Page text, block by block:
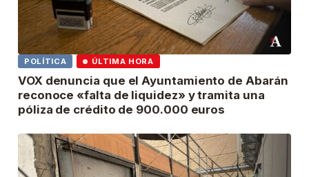
POLÍTICA ÚLTIMA HORA
VOX denuncia que el Ayuntamiento de Abarán
reconoce «falta de liquidez» y tramita una
póliza de crédito de 900.000 euros